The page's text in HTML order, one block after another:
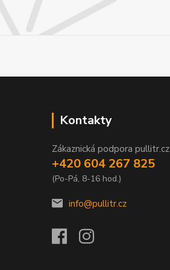
Kontakty
Zákaznická podpora pullitr.cz
+420 604 267 825
(Po-Pá, 8-16 hod.)
info@pullitr.cz